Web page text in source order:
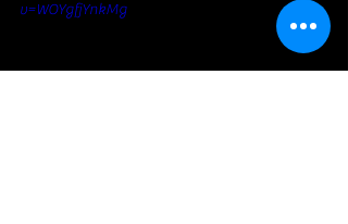
v=WOYgfjYnkMg